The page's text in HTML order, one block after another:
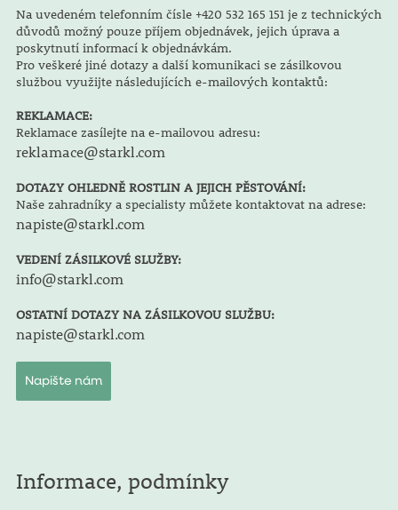
Na uvedeném telefonním čísle +420 532 165 151 je z technických
důvodů možný pouze příjem objednávek, jejich úprava a
poskytnutí informací k objednávkám.
Pro veškeré jiné dotazy a další komunikaci se zásilkovou
službou využijte následujících e-mailových kontaktů:
REKLAMACE:
Reklamace zasílejte na e-mailovou adresu:
reklamace@starkl.com
DOTAZY OHLEDNĚ ROSTLIN A JEJICH PĚSTOVÁNÍ:
Naše zahradníky a specialisty můžete kontaktovat na adrese:
napiste@starkl.com
VEDENÍ ZÁSILKOVÉ SLUŽBY:
info@starkl.com
OSTATNÍ DOTAZY NA ZÁSILKOVOU SLUŽBU:
napiste@starkl.com
Napište nám
Informace, podmínky